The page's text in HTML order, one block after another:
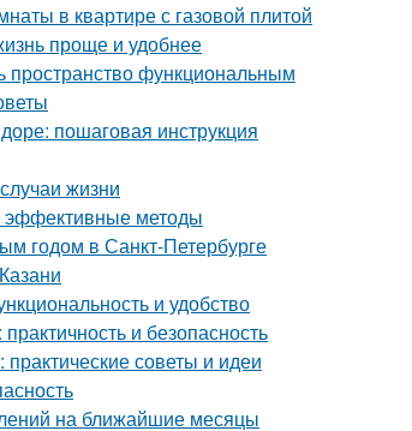
в квартире с газовой плитой
проще и удобнее
пространство функциональным
пошаговая инструкция
жизни
эффективные методы
годом в Санкт-Петербурге
и удобство
и безопасность
советы и идеи
на ближайшие месяцы